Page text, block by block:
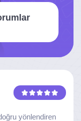
yönlendiren